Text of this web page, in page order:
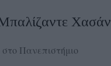
Χασάν
Πανεπιστήμιο